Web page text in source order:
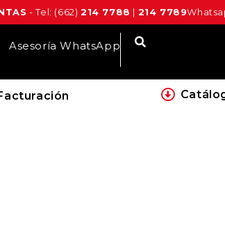
- Tel: (662)214 7788 | 214 7789
Asesoría WhatsApp